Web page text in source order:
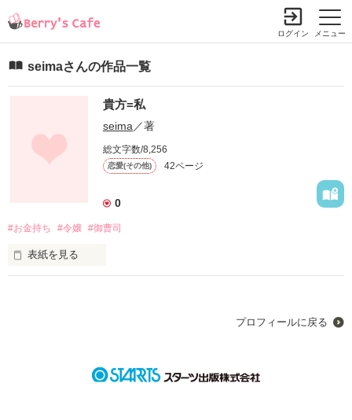
メニュー
ログイン
seimaさんの作品一覧
貴方=私
seima ／著
総文字数/8,256
恋愛(その他) 42ページ
0
#お金持ち #令嬢 #御曹司
表紙を見る
プロフィールに戻る